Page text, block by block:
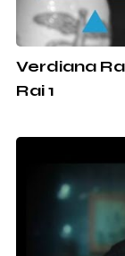
Verdiana
Rai 1